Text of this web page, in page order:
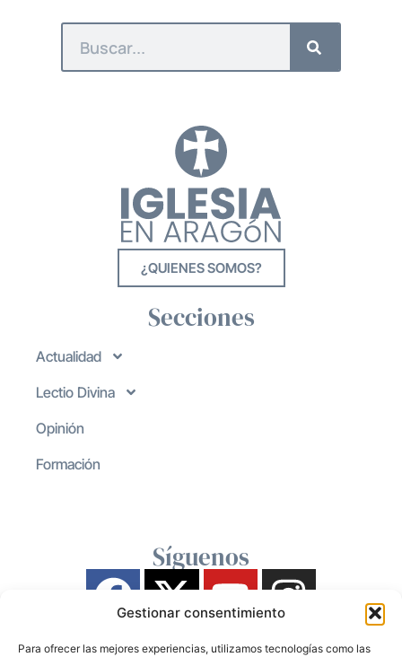
Gestionar consentimiento
Para ofrecer las mejores experiencias, utilizamos tecnologías como las
¿QUIENES SOMOS?
Secciones
Actualidad
Lectio Divina
Opinión
Formación
Síguenos